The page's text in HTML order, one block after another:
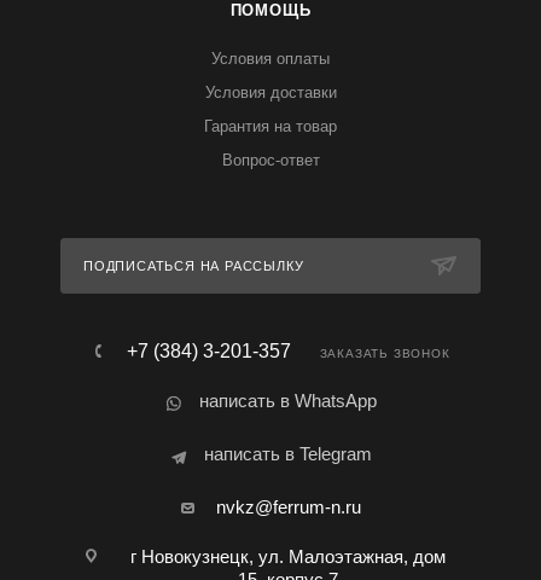
ПОМОЩЬ
Условия оплаты
Условия доставки
Гарантия на товар
Вопрос-ответ
ПОДПИСАТЬСЯ НА РАССЫЛКУ
+7 (384) 3-201-357 ЗАКАЗАТЬ ЗВОНОК
написать в WhatsApp
написать в Telegram
nvkz@ferrum-n.ru
г Новокузнецк, ул. Малоэтажная, дом